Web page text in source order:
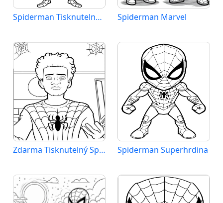
Spiderman Tisknutelný Zdarma Spiderman Marvel
Zdarma Tisknutelný Spiderman Spiderman Superhrdina